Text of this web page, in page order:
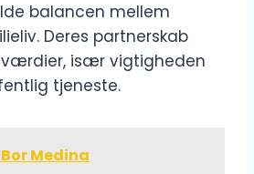
balancen mellem
Deres partnerskab
især vigtigheden
tjeneste.
Medina